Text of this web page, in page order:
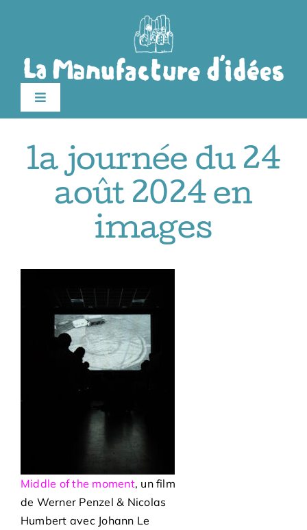
Toggle
Navigation
Le festival
Infos pratiques
Adhésions
Archives
la journée du 24
août 2024 en
images
Middle of the moment, un film
de Werner Penzel & Nicolas
Humbert avec Johann Le